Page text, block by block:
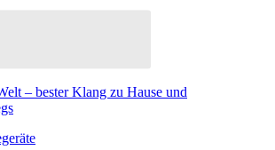
– bester Klang zu Hause und